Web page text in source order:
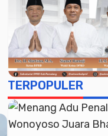
TERPOPULER